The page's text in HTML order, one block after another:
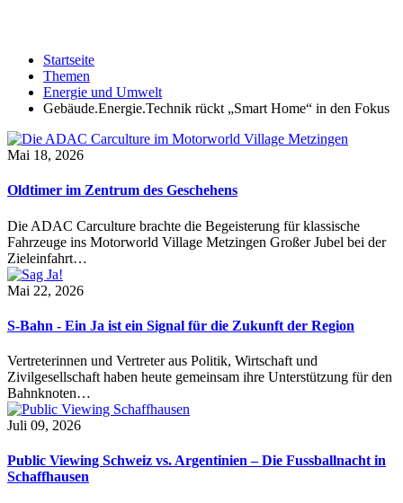
Startseite
Themen
Energie und Umwelt
Gebäude.Energie.Technik rückt „Smart Home“ in den Fokus
Mai 18, 2026
Oldtimer im Zentrum des Geschehens
Die ADAC Carculture brachte die Begeisterung für klassische
Fahrzeuge ins Motorworld Village Metzingen Großer Jubel bei der
Zieleinfahrt…
Mai 22, 2026
S-Bahn - Ein Ja ist ein Signal für die Zukunft der Region
Vertreterinnen und Vertreter aus Politik, Wirtschaft und
Zivilgesellschaft haben heute gemeinsam ihre Unterstützung für den
Bahnknoten…
Juli 09, 2026
Public Viewing Schweiz vs. Argentinien – Die Fussballnacht in
Schaffhausen